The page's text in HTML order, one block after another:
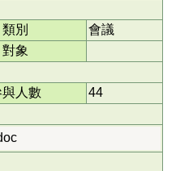
類別
會議
對象
人數
44